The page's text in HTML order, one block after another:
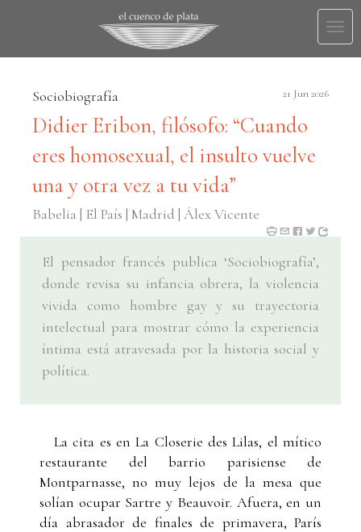
Sociobiografía 21 Jun 2026
Didier Eribon, filósofo: “Cuando
eres homosexual, el insulto vuelve
una y otra vez a tu vida”
Babelia | El País | Madrid | Álex Vicente
El pensador francés publica ‘Sociobiografía’,
donde revisa su infancia obrera, la violencia
vivida como hombre gay y su trayectoria
intelectual para mostrar cómo la experiencia
íntima está atravesada por la historia social y
política.
La cita es en La Closerie des Lilas, el mítico
restaurante del barrio parisiense de
Montparnasse, no muy lejos de la mesa que
solían ocupar Sartre y Beauvoir. Afuera, en un
día abrasador de finales de primavera, París